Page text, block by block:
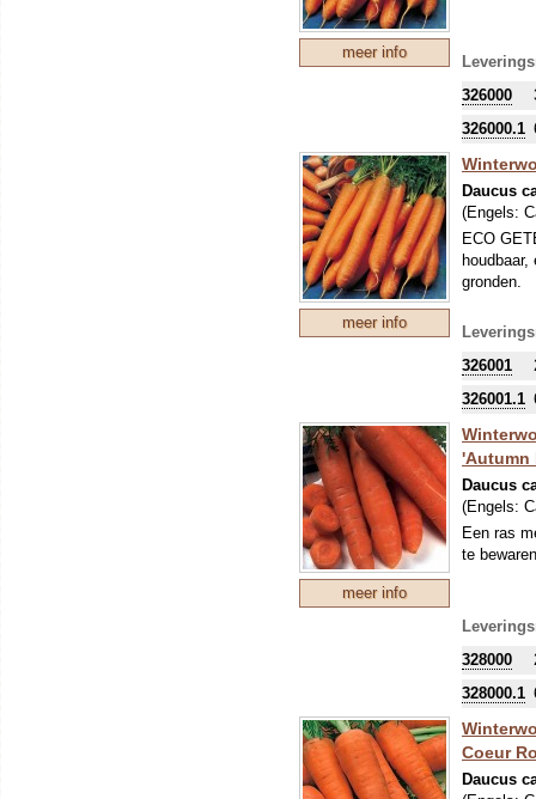
meer info
326000
326000.1
meer info
Daucus
(Engels:
ECO
houdbaar,
gronden.
326001
326001.1
meer info
'Autumn
Daucus
(Engels:
Een ras
te
328000
328000.1
Coeur
Daucus